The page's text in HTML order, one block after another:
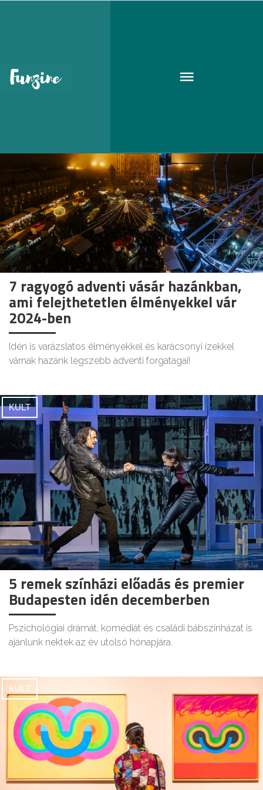
decemberi programok
7 ragyogó adventi vásár hazánkban,
ami felejthetetlen élményekkel vár
2024-ben
Idén is varázslatos élményekkel és karácsonyi ízekkel
várnak hazánk legszebb adventi forgatagai!
KULT
5 remek színházi előadás és premier
Budapesten idén decemberben
Pszichológiai drámát, komédiát és családi bábszínházat is
ajánlunk nektek az év utolsó hónapjára.
KULT